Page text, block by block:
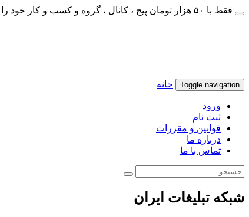
فقط با ۵۰ هزار تومان پیج ، کانال ، گروه و کسب و کار خود را تبلیغات کنید
Toggle navigation خانه
ورود
ثبت نام
قوانین و مقررات
درباره ما
تماس با ما
شبکه تبلیغات ایران